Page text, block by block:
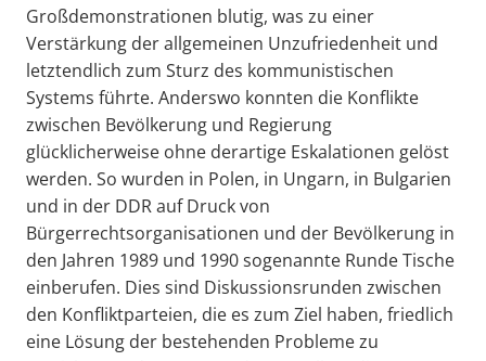
Großdemonstrationen blutig, was zu einer
Verstärkung der allgemeinen Unzufriedenheit und
letztendlich zum Sturz des kommunistischen
Systems führte. Anderswo konnten die Konflikte
zwischen Bevölkerung und Regierung
glücklicherweise ohne derartige Eskalationen gelöst
werden. So wurden in Polen, in Ungarn, in Bulgarien
und in der DDR auf Druck von
Bürgerrechtsorganisationen und der Bevölkerung in
den Jahren 1989 und 1990 sogenannte Runde Tische
einberufen. Dies sind Diskussionsrunden zwischen
den Konfliktparteien, die es zum Ziel haben, friedlich
eine Lösung der bestehenden Probleme zu